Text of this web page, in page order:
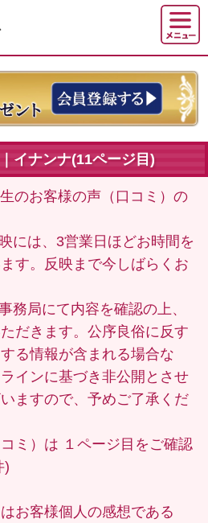
イナンナ(11ページ目)
のお客様の声（口コミ）の
には、3営業日ほどお時間を
す。反映まで今しばらくお
務局にて内容を確認の上、
だきます。公序良俗に反す
る情報が含まれる場合な
インに基づき非公開とさせ
ますので、予めご了承くだ
ミ）は １ページ目 をご確認
)
お客様個人の感想である